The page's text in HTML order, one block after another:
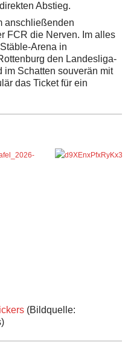
Abstieg.
anschließenden
FCR die Nerven. Im alles
Arena in
den Landesliga-
im Schatten souverän mit
das Ticket für ein
(Bildquelle: